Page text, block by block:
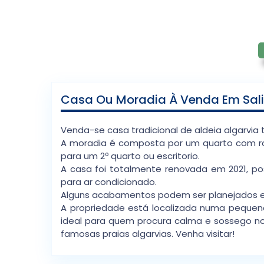
Casa Ou Moradia À Venda Em
Venda-se casa tradicional de aldeia
A moradia é composta por um quarto com
para um 2º quarto ou escritorio.
A casa foi totalmente renovada em 2021,
para ar condicionado.
Alguns acabamentos podem ser
A propriedade está localizada numa
ideal para quem procura calma e sossego
famosas praias algarvias. Venha visitar!